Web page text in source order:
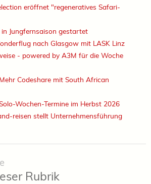
eröffnet "regeneratives Safari-
in Jungfernsaison gestartet
nach Glasgow mit LASK Linz
- powered by A3M für die Woche
Codeshare mit South African
Wochen-Termine im Herbst 2026
reisen stellt Unternehmensführung
Rubrik